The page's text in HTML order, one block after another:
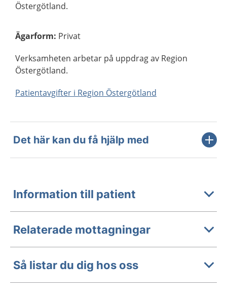
Östergötland.
Ägarform: Privat
Verksamheten arbetar på uppdrag av Region
Östergötland.
Patientavgifter i Region Östergötland
Det här kan du få hjälp med
Information till patient
Relaterade mottagningar
Så listar du dig hos oss